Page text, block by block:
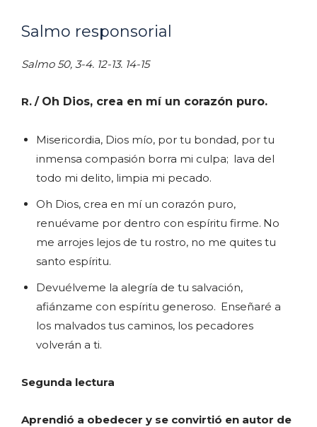
Salmo responsorial
Salmo 50, 3-4. 12-13. 14-15
R. / Oh Dios, crea en mí un corazón puro.
Misericordia, Dios mío, por tu bondad, por tu
inmensa compasión borra mi culpa; lava del
todo mi delito, limpia mi pecado.
Oh Dios, crea en mí un corazón puro,
renuévame por dentro con espíritu firme. No
me arrojes lejos de tu rostro, no me quites tu
santo espíritu.
Devuélveme la alegría de tu salvación,
afiánzame con espíritu generoso. Enseñaré a
los malvados tus caminos, los pecadores
volverán a ti.
Segunda lectura
Aprendió a obedecer y se convirtió en autor de